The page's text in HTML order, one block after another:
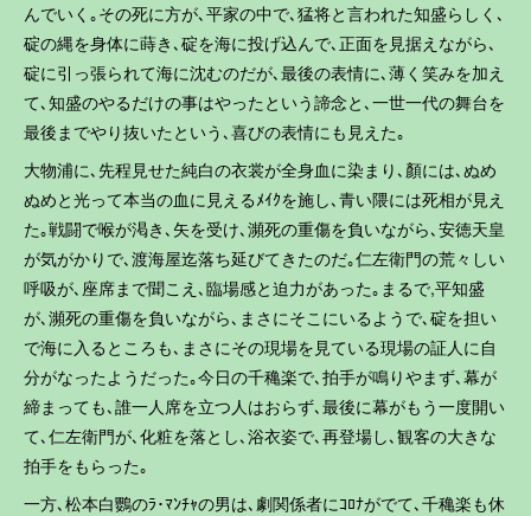
んでいく｡その死に方が､平家の中で､猛将と言われた知盛らしく､
碇の縄を身体に蒔き､碇を海に投げ込んで､正面を見据えながら､
碇に引っ張られて海に沈むのだが､最後の表情に､薄く笑みを加え
て､知盛のやるだけの事はやったという諦念と､一世一代の舞台を
最後までやり抜いたという､喜びの表情にも見えた｡
大物浦に､先程見せた純白の衣裳が全身血に染まり､顏には､ぬめ
ぬめと光って本当の血に見えるﾒｲｸを施し､青い隈には死相が見え
た｡戦闘で喉が渇き､矢を受け､瀕死の重傷を負いながら､安徳天皇
が気がかりで､渡海屋迄落ち延びてきたのだ｡仁左衛門の荒々しい
呼吸が､座席まで聞こえ､臨場感と迫力があった｡まるで,平知盛
が､瀕死の重傷を負いながら､まさにそこにいるようで､碇を担い
で海に入るところも､まさにその現場を見ている現場の証人に自
分がなったようだった｡今日の千穐楽で､拍手が鳴りやまず､幕が
締まっても､誰一人席を立つ人はおらず､最後に幕がもう一度開い
て､仁左衛門が､化粧を落とし､浴衣姿で､再登場し､観客の大きな
拍手をもらった｡
一方､松本白鸚のﾗ･ﾏﾝﾁｬの男は､劇関係者にｺﾛﾅがでて､千穐楽も休